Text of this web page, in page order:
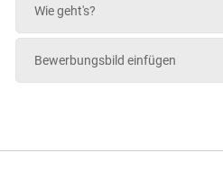
Wie geht's?
Bewerbungsbild einfügen